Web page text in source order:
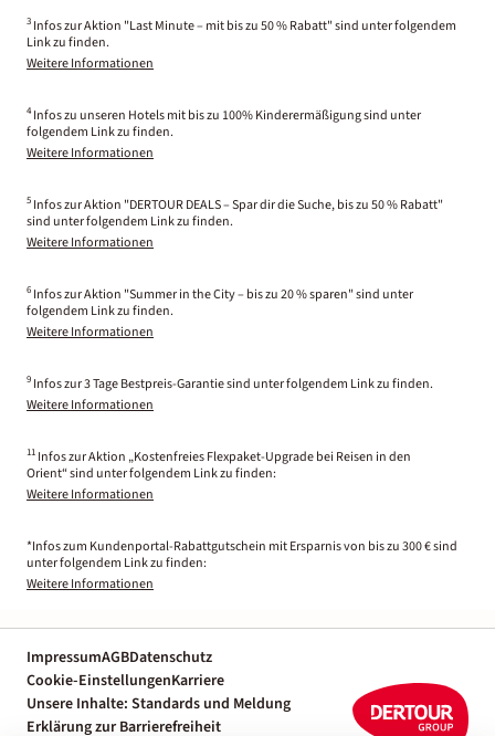
3 Infos zur Aktion "Last Minute – mit bis zu 50 % Rabatt" sind unter folgendem
Link zu finden.
Weitere Informationen
4 Infos zu unseren Hotels mit bis zu 100% Kinderermäßigung sind unter
folgendem Link zu finden.
Weitere Informationen
5 Infos zur Aktion "DERTOUR DEALS – Spar dir die Suche, bis zu 50 % Rabatt"
sind unter folgendem Link zu finden.
Weitere Informationen
6 Infos zur Aktion "Summer in the City – bis zu 20 % sparen" sind unter
folgendem Link zu finden.
Weitere Informationen
9 Infos zur 3 Tage Bestpreis-Garantie sind unter folgendem Link zu finden.
Weitere Informationen
11 Infos zur Aktion „Kostenfreies Flexpaket-Upgrade bei Reisen in den
Orient“ sind unter folgendem Link zu finden:
Weitere Informationen
*Infos zum Kundenportal-Rabattgutschein mit Ersparnis von bis zu 300 € sind
unter folgendem Link zu finden:
Weitere Informationen
ImpressumAGBDatenschutz
Cookie-EinstellungenKarriere
Unsere Inhalte: Standards und Meldung
Erklärung zur Barrierefreiheit